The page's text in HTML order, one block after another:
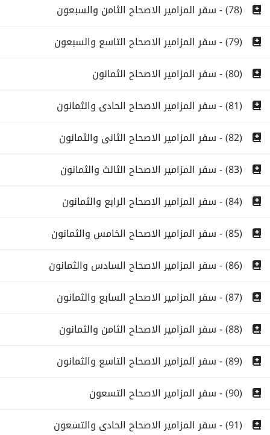
(78) - سفر المزامير الاصحاح الثامن والسبعون
(79) - سفر المزامير الاصحاح التاسع والسبعون
(80) - سفر المزامير الاصحاح الثمانون
(81) - سفر المزامير الاصحاح الحادى والثمانون
(82) - سفر المزامير الاصحاح الثانى والثمانون
(83) - سفر المزامير الاصحاح الثالث والثمانون
(84) - سفر المزامير الاصحاح الرابع والثمانون
(85) - سفر المزامير الاصحاح الخامس والثمانون
(86) - سفر المزامير الاصحاح السادس والثمانون
(87) - سفر المزامير الاصحاح السابع والثمانون
(88) - سفر المزامير الاصحاح الثامن والثمانون
(89) - سفر المزامير الاصحاح التاسع والثمانون
(90) - سفر المزامير الاصحاح التسعون
(91) - سفر المزامير الاصحاح الحادى والتسعون